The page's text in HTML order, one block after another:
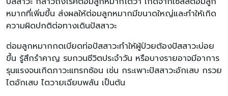
หมากที่เพิ่มขึ้น ส่งผลให้ต่อมลูกหมากมีขนาดใหญ่และทำให้เกิด
ความผิดปกติต่อทางเดินปัสสาวะ
ต่อมลูกหมากกดเบียดท่อปัสสาวะทำให้ผู้ป่วยต้องปัสสาวะบ่อย
ขึ้น รู้สึกรำคาญ รบกวนชีวิตประจำวัน หรือบางรายอาจมีอาการ
รุนแรงจนเกิดภาวะแทรกซ้อน เช่น กระเพาะปัสสาวะอักเสบ กรวย
ไตอักเสบ ไตวายเฉียบพลัน เป็นต้น